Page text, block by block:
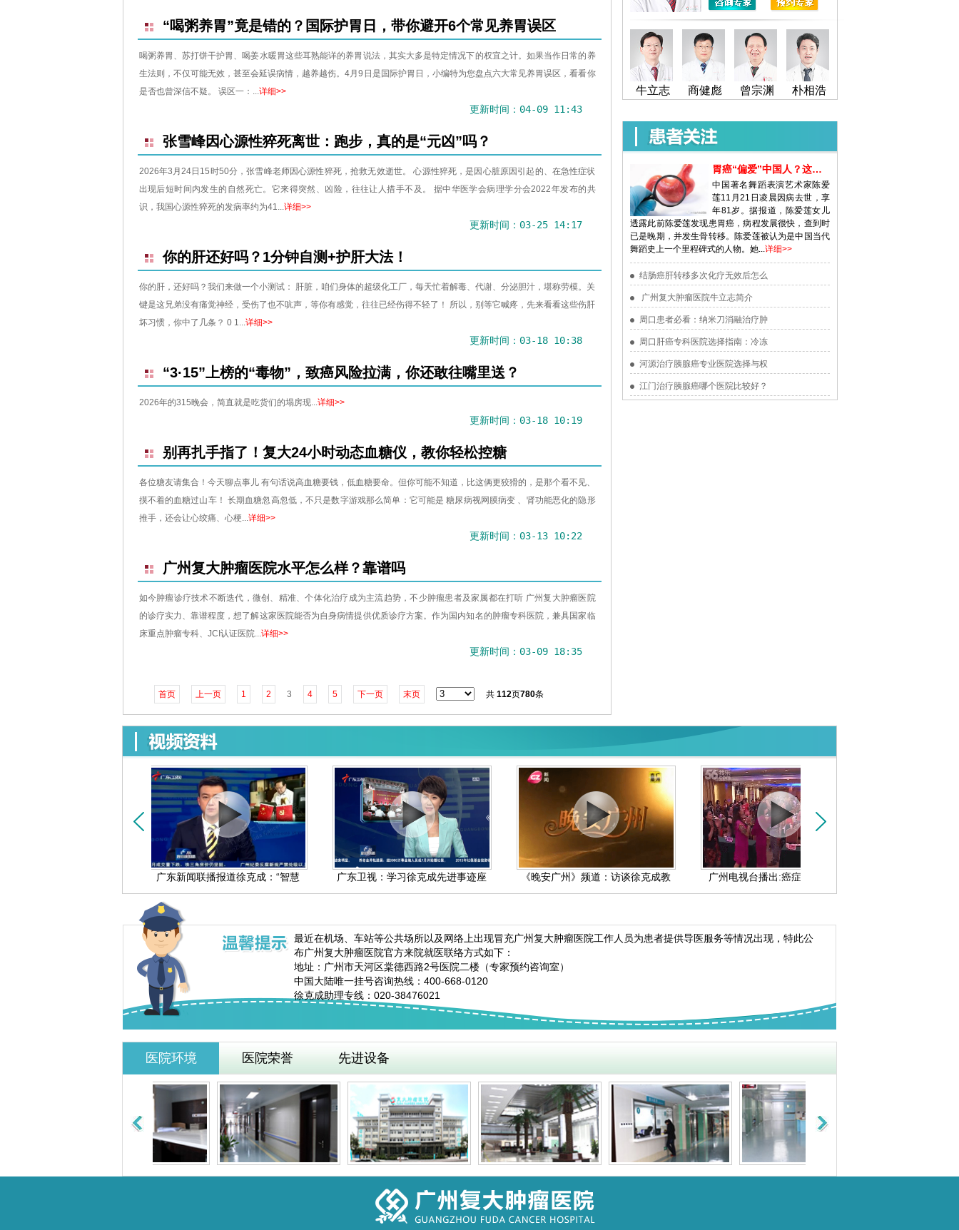
“喝粥养胃”竟是错的？国际护胃日，带你避开6个常见养胃误区
喝粥养胃、苏打饼干护胃、喝姜水暖胃这些耳熟能详的养胃说法，其实大多是特定情况下的权宜之计。如果当作日常的养
生法则，不仅可能无效，甚至会延误病情，越养越伤。4月9日是国际护胃日，小编特为您盘点六大常见养胃误区，看看你
是否也曾深信不疑。 误区一：...详细>>
更新时间：04-09 11:43
张雪峰因心源性猝死离世：跑步，真的是“元凶”吗？
2026年3月24日15时50分，张雪峰老师因心源性猝死，抢救无效逝世。 心源性猝死，是因心脏原因引起的、在急性症状
出现后短时间内发生的自然死亡。它来得突然、凶险，往往让人措手不及。 据中华医学会病理学分会2022年发布的共
识，我国心源性猝死的发病率约为41...详细>>
更新时间：03-25 14:17
你的肝还好吗？1分钟自测+护肝大法！
你的肝，还好吗？我们来做一个小测试： 肝脏，咱们身体的超级化工厂，每天忙着解毒、代谢、分泌胆汁，堪称劳模。关
键是这兄弟没有痛觉神经，受伤了也不吭声，等你有感觉，往往已经伤得不轻了！ 所以，别等它喊疼，先来看看这些伤肝
坏习惯，你中了几条？ 0 1...详细>>
更新时间：03-18 10:38
“3·15”上榜的“毒物”，致癌风险拉满，你还敢往嘴里送？
2026年的315晚会，简直就是吃货们的塌房现...详细>>
更新时间：03-18 10:19
别再扎手指了！复大24小时动态血糖仪，教你轻松控糖
各位糖友请集合！今天聊点事儿 有句话说高血糖要钱，低血糖要命。但你可能不知道，比这俩更狡猾的，是那个看不见、
摸不着的血糖过山车！ 长期血糖忽高忽低，不只是数字游戏那么简单：它可能是 糖尿病视网膜病变 、肾功能恶化的隐形
推手，还会让心绞痛、心梗...详细>>
更新时间：03-13 10:22
广州复大肿瘤医院水平怎么样？靠谱吗
如今肿瘤诊疗技术不断迭代，微创、精准、个体化治疗成为主流趋势，不少肿瘤患者及家属都在打听 广州复大肿瘤医院
的诊疗实力、靠谱程度，想了解这家医院能否为自身病情提供优质诊疗方案。作为国内知名的肿瘤专科医院，兼具国家临
床重点肿瘤专科、JCI认证医院...详细>>
更新时间：03-09 18:35
首页 上一页 1 2 3 4 5 下一页 末页 共 112页780条
牛立志 商健彪 曾宗渊 朴相浩
胃癌“偏爱”中国人？这六类人要
中国著名舞蹈表演艺术家陈爱
莲11月21日凌晨因病去世，享
年81岁。据报道，陈爱莲女儿
透露此前陈爱莲发现患胃癌，病程发展很快，查到时
已是晚期，并发生骨转移。陈爱莲被认为是中国当代
舞蹈史上一个里程碑式的人物。她... 详细>>
结肠癌肝转移多次化疗无效后怎么
广州复大肿瘤医院牛立志简介
周口患者必看：纳米刀消融治疗肿
周口肝癌专科医院选择指南：冷冻
河源治疗胰腺癌专业医院选择与权
江门治疗胰腺癌哪个医院比较好？
广东新闻联播报道徐克成：“智慧 广东卫视：学习徐克成先进事迹座 《晚安广州》频道：访谈徐克成教 广州电视台播出:癌症康复协会挂
最近在机场、车站等公共场所以及网络上出现冒充广州复大肿瘤医院工作人员为患者提供导医服务等情况出现，特此公
布广州复大肿瘤医院官方来院就医联络方式如下：
地址：广州市天河区棠德西路2号医院二楼（专家预约咨询室）
中国大陆唯一挂号咨询热线：400-668-0120
徐克成助理专线：020-38476021
医院环境 医院荣誉 先进设备